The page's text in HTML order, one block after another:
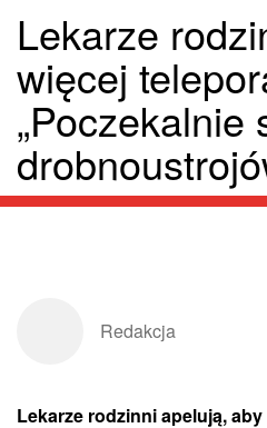
Lekarze
więcej
„Poczekalnie
Redakcja
Lekarze rodzinni apelują,